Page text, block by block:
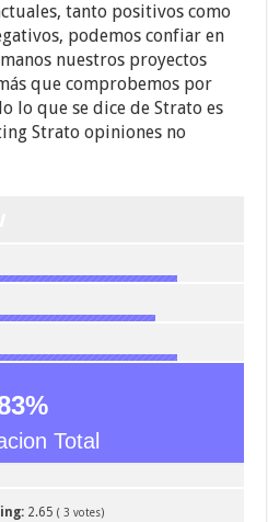
tanto positivos como
podemos confiar en
nuestros proyectos
que comprobemos por
lo que se dice de Strato es
Strato opiniones no
%
Total
2.65 (3 votes)